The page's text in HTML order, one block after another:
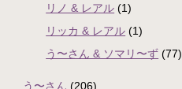
リノ & レアル (1)
リッカ & レアル (1)
う〜さん & ソマリ〜ず (77)
う〜さん (206)